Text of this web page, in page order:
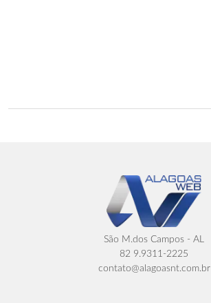
São M.dos Campos - AL
82 9.9311-2225
contato@alagoasnt.com.br